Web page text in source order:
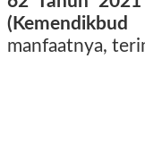
manfaatnya,